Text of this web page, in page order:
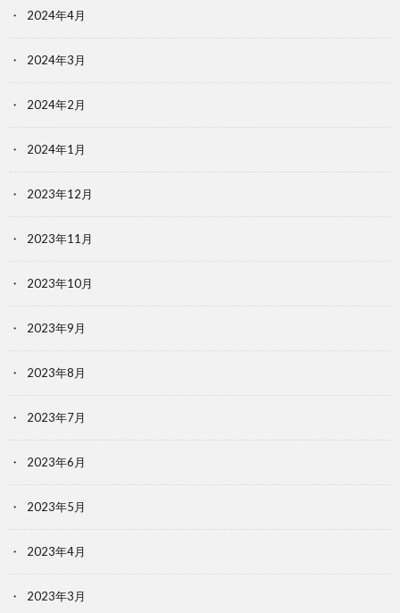
2024年4月
2024年3月
2024年2月
2024年1月
2023年12月
2023年11月
2023年10月
2023年9月
2023年8月
2023年7月
2023年6月
2023年5月
2023年4月
2023年3月